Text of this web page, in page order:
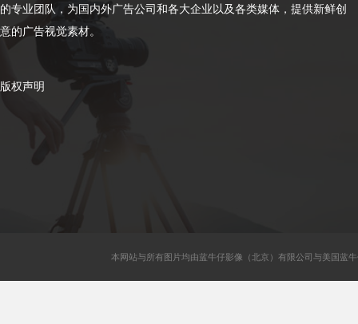
的专业团队，为国内外广告公司和各大企业以及各类媒体，提供新鲜创
意的广告视觉素材。
版权声明
本网站与所有图片均由蓝牛仔影像（北京）有限公司与美国蓝